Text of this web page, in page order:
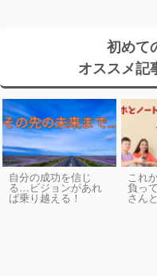
初めて
オススメ記
自分の成功を信じ
る…ビジョンがあれ
ば乗り越える！
これ
負っ
さん